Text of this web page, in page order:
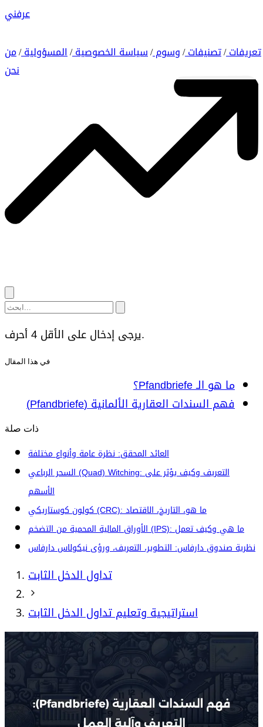
عرفني
تعريفات/ تصنيفات/ وسوم/ سياسة الخصوصية/ المسؤولية/ من
نحن
يرجى إدخال على الأقل 4 أحرف.
في هذا المقال
ما هو الـ Pfandbriefe؟
فهم السندات العقارية الألمانية (Pfandbriefe)
ذات صلة
العائد المحقق: نظرة عامة وأنواع مختلفة
السحر الرباعي (Quad) Witching: التعريف وكيف يؤثر على
الأسهم
كولون كوستاريكي (CRC): ما هو، التاريخ، الاقتصاد
الأوراق المالية المحمية من التضخم (IPS): ما هي وكيف تعمل
نظرية صندوق دارفاس: التطوير، التعريف، ورؤى نيكولاس دارفاس
تداول الدخل الثابت
استراتيجية وتعليم تداول الدخل الثابت